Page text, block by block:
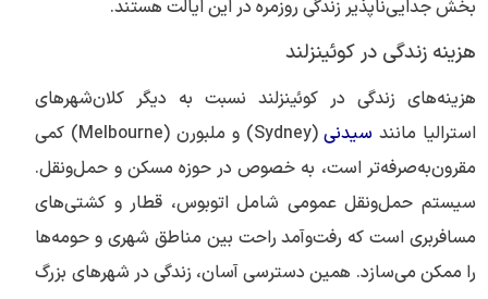
بخش جدایی‌ناپذیر زندگی روزمره در این ایالت هستند.
هزینه زندگی در کوئینزلند
هزینه‌های زندگی در کوئینزلند نسبت به دیگر کلان‌شهرهای
استرالیا مانند سیدنی
(Sydney) و ملبورن (Melbourne) کمی
مقرون‌به‌صرفه‌تر است، به خصوص در حوزه مسکن و حمل‌ونقل.
سیستم حمل‌ونقل عمومی شامل اتوبوس، قطار و کشتی‌های
مسافربری است که رفت‌وآمد راحت بین مناطق شهری و حومه‌ها
را ممکن می‌سازد. همین دسترسی آسان، زندگی در شهرهای بزرگ